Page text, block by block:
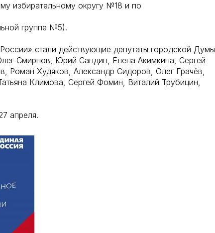
избирательному округу №18 и по
группе №5).
стали действующие депутаты городской Думы
Смирнов, Юрий Сандин, Елена Акимкина, Сергей
Роман Худяков, Александр Сидоров, Олег Грачёв,
Климова, Сергей Фомин, Виталий Трубицин,
апреля.